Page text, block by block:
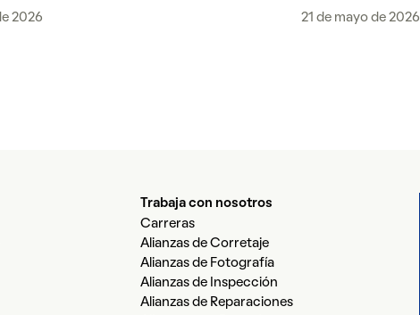
2026 21 de mayo de 2026
Trabaja con nosotros
Carreras
Alianzas de Corretaje
Alianzas de Fotografía
Alianzas de Inspección
Alianzas de Reparaciones